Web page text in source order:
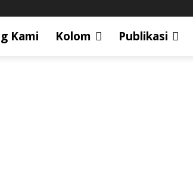
Kami Kolom Publikasi